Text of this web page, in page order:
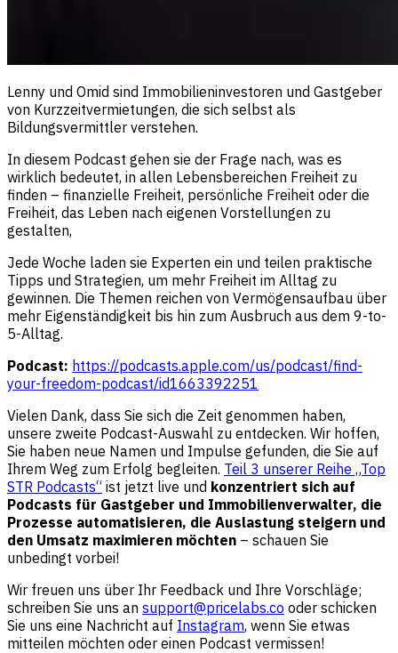
Lenny und Omid sind Immobilieninvestoren und Gastgeber
von Kurzzeitvermietungen, die sich selbst als
Bildungsvermittler verstehen.
In diesem Podcast gehen sie der Frage nach, was es
wirklich bedeutet, in allen Lebensbereichen Freiheit zu
finden – finanzielle Freiheit, persönliche Freiheit oder die
Freiheit, das Leben nach eigenen Vorstellungen zu
gestalten,
Jede Woche laden sie Experten ein und teilen praktische
Tipps und Strategien, um mehr Freiheit im Alltag zu
gewinnen. Die Themen reichen von Vermögensaufbau über
mehr Eigenständigkeit bis hin zum Ausbruch aus dem 9-to-
5-Alltag.
Podcast: https://podcasts.apple.com/us/podcast/find-
your-freedom-podcast/id1663392251
Vielen Dank, dass Sie sich die Zeit genommen haben,
unsere zweite Podcast-Auswahl zu entdecken. Wir hoffen,
Sie haben neue Namen und Impulse gefunden, die Sie auf
Ihrem Weg zum Erfolg begleiten. Teil 3 unserer Reihe „Top
STR Podcasts“ ist jetzt live und konzentriert sich auf
Podcasts für Gastgeber und Immobilienverwalter, die
Prozesse automatisieren, die Auslastung steigern und
den Umsatz maximieren möchten – schauen Sie
unbedingt vorbei!
Wir freuen uns über Ihr Feedback und Ihre Vorschläge;
schreiben Sie uns an support@pricelabs.co oder schicken
Sie uns eine Nachricht auf Instagram, wenn Sie etwas
mitteilen möchten oder einen Podcast vermissen!